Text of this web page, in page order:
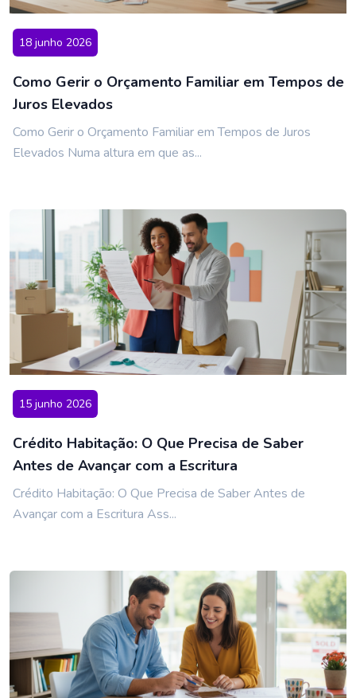
18 junho 2026
Como Gerir o Orçamento Familiar em Tempos de
Juros Elevados
Como Gerir o Orçamento Familiar em Tempos de Juros
Elevados Numa altura em que as...
15 junho 2026
Crédito Habitação: O Que Precisa de Saber
Antes de Avançar com a Escritura
Crédito Habitação: O Que Precisa de Saber Antes de
Avançar com a Escritura Ass...